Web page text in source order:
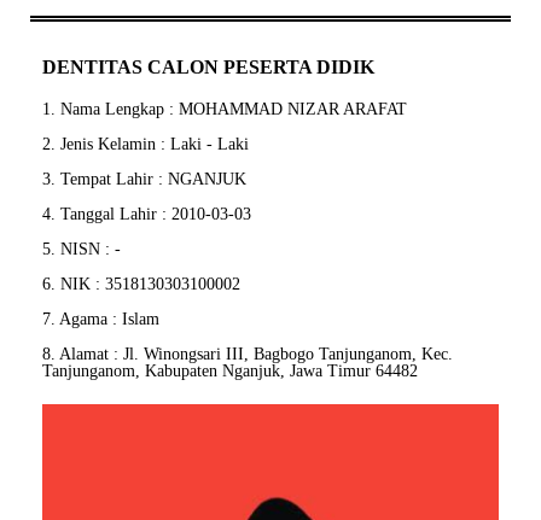
DENTITAS CALON PESERTA DIDIK
1. Nama Lengkap : MOHAMMAD NIZAR ARAFAT
2. Jenis Kelamin : Laki - Laki
3. Tempat Lahir : NGANJUK
4. Tanggal Lahir : 2010-03-03
5. NISN : -
6. NIK : 3518130303100002
7. Agama : Islam
8. Alamat : Jl. Winongsari III, Bagbogo Tanjunganom, Kec.
Tanjunganom, Kabupaten Nganjuk, Jawa Timur 64482